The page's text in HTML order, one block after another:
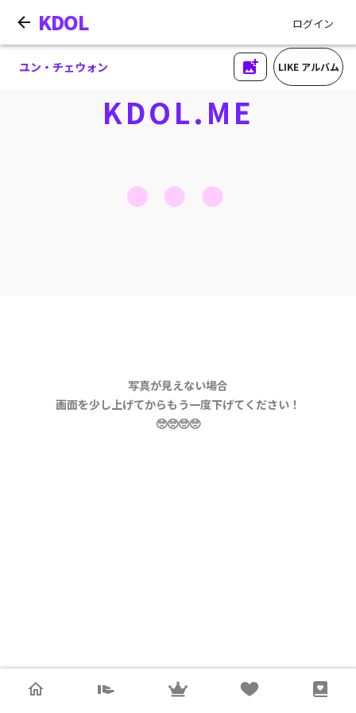
KDOL ログイン
ユン・チェウォン LIKE アルバム
KDOL.ME
写真が見えない場合
画面を少し上げてからもう一度下げてください！
🥺🥺🥺🥺